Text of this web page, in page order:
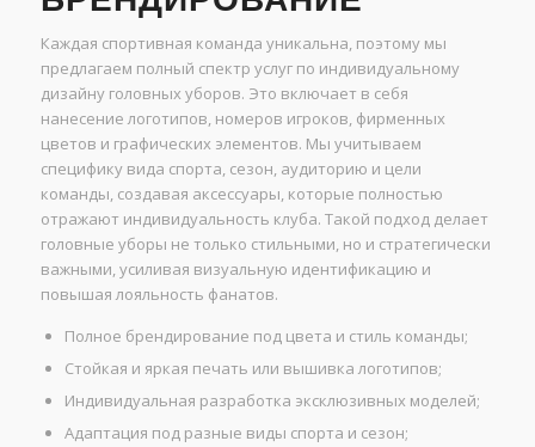
Каждая спортивная команда уникальна, поэтому мы
предлагаем полный спектр услуг по индивидуальному
дизайну головных уборов. Это включает в себя
нанесение логотипов, номеров игроков, фирменных
цветов и графических элементов. Мы учитываем
специфику вида спорта, сезон, аудиторию и цели
команды, создавая аксессуары, которые полностью
отражают индивидуальность клуба. Такой подход делает
головные уборы не только стильными, но и стратегически
важными, усиливая визуальную идентификацию и
повышая лояльность фанатов.
Полное брендирование под цвета и стиль команды;
Стойкая и яркая печать или вышивка логотипов;
Индивидуальная разработка эксклюзивных моделей;
Адаптация под разные виды спорта и сезон;